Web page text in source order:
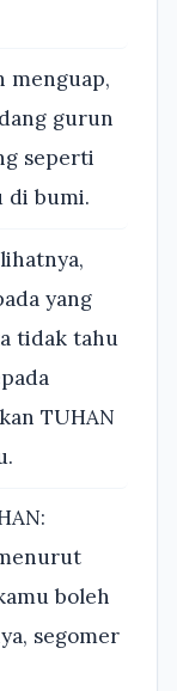
menguap,
gurun
seperti
di bumi.
yang
tidak tahu
TUHAN
boleh
segomer